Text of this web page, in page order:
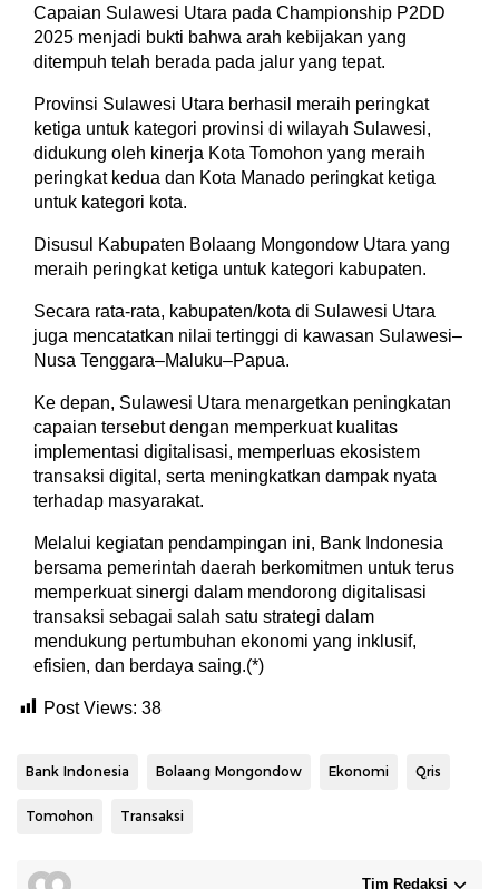
Capaian Sulawesi Utara pada Championship P2DD
2025 menjadi bukti bahwa arah kebijakan yang
ditempuh telah berada pada jalur yang tepat.
Provinsi Sulawesi Utara berhasil meraih peringkat
ketiga untuk kategori provinsi di wilayah Sulawesi,
didukung oleh kinerja Kota Tomohon yang meraih
peringkat kedua dan Kota Manado peringkat ketiga
untuk kategori kota.
Disusul Kabupaten Bolaang Mongondow Utara yang
meraih peringkat ketiga untuk kategori kabupaten.
Secara rata-rata, kabupaten/kota di Sulawesi Utara
juga mencatatkan nilai tertinggi di kawasan Sulawesi–
Nusa Tenggara–Maluku–Papua.
Ke depan, Sulawesi Utara menargetkan peningkatan
capaian tersebut dengan memperkuat kualitas
implementasi digitalisasi, memperluas ekosistem
transaksi digital, serta meningkatkan dampak nyata
terhadap masyarakat.
Melalui kegiatan pendampingan ini, Bank Indonesia
bersama pemerintah daerah berkomitmen untuk terus
memperkuat sinergi dalam mendorong digitalisasi
transaksi sebagai salah satu strategi dalam
mendukung pertumbuhan ekonomi yang inklusif,
efisien, dan berdaya saing.(*)
Post Views: 38
Bank Indonesia Bolaang Mongondow Ekonomi Qris
Tomohon Transaksi
Tim Redaksi